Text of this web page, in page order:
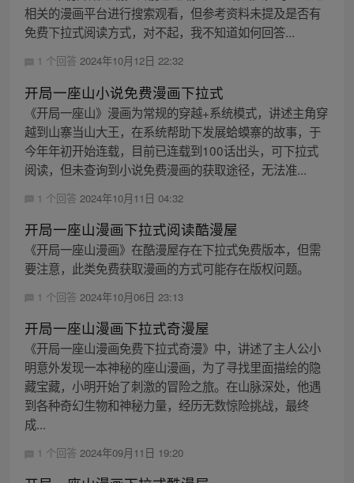
相关的漫画平台进行搜索观看，但参考资料未提及是否有
免费下拉式阅读方式，对不起，我不知道如何回答...
1 个回答 2024年10月12日 22:32
开局一座山小说免费漫画下拉式
《开局一座山》漫画为常规的穿越+系统模式，讲述主角穿
越到山寨当山大王，在系统帮助下发展蛤蟆寨的故事，于
今年年初开始连载，目前已连载到100话出头，可下拉式
阅读，但未查询到小说免费漫画的获取途径，无法准...
1 个回答 2024年10月11日 04:32
开局一座山漫画下拉式阅读酷漫屋
《开局一座山漫画》在酷漫屋存在下拉式免费版本，但需
要注意，此类免费获取漫画的方式可能存在版权问题。
1 个回答 2024年10月06日 23:13
开局一座山漫画下拉式奇漫屋
《开局一座山漫画免费下拉式奇漫》中，讲述了主人公小
明意外发现一本神秘的座山漫画，为了寻找里面描绘的隐
藏宝藏，小明开始了刺激的冒险之旅。在山脉深处，他遇
到各种奇幻生物和神秘力量，经历无数惊险挑战，最终
成...
1 个回答 2024年09月11日 19:20